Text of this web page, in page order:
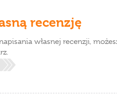
recenzję
własnej recenzji,